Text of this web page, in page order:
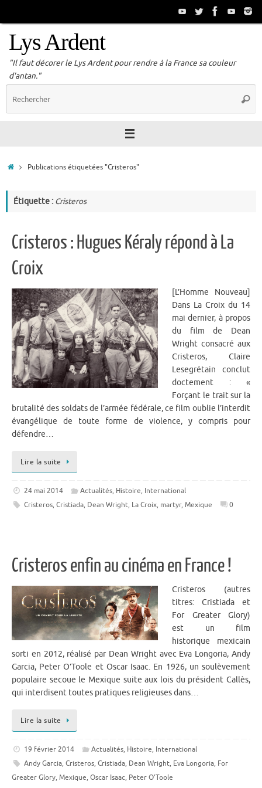
Lys Ardent
"Il faut décorer le Lys Ardent pour rendre à la France sa couleur
d'antan."
AccueilPublications étiquetées "Cristeros"
Étiquette : Cristeros
Cristeros : Hugues Kéraly répond à La
Croix
[L’Homme Nouveau]
Dans La Croix du 14
mai dernier, à propos
du film de Dean
Wright consacré aux
Cristeros, Claire
Lesegrétain conclut
doctement : «
Forçant le trait sur la
brutalité des soldats de l’armée fédérale, ce film oublie l’interdit
évangélique de toute forme de violence, y compris pour
défendre…
Lire la suite
24 mai 2014 Actualités, Histoire, International
Cristeros, Cristiada, Dean Wright, La Croix, martyr, Mexique 0
Cristeros enfin au cinéma en France !
Cristeros (autres
titres: Cristiada et
For Greater Glory)
est un film
historique mexicain
sorti en 2012, réalisé par Dean Wright avec Eva Longoria, Andy
Garcia, Peter O’Toole et Oscar Isaac. En 1926, un soulèvement
populaire secoue le Mexique suite aux lois du président Callès,
qui interdisent toutes pratiques religieuses dans…
Lire la suite
19 février 2014 Actualités, Histoire, International
Andy Garcia, Cristeros, Cristiada, Dean Wright, Eva Longoria, For
Greater Glory, Mexique, Oscar Isaac, Peter O'Toole